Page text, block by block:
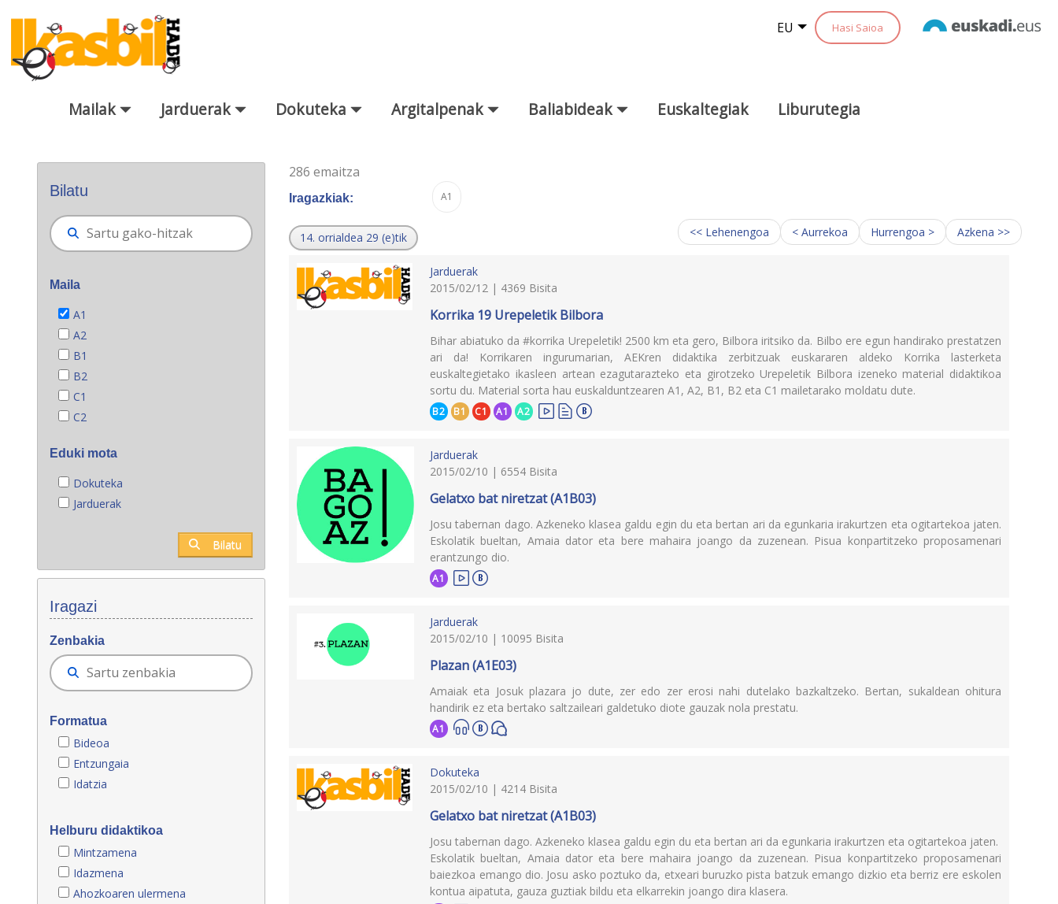
Eduki nagusira joan
EU Hasi Saioa
Mailak Jarduerak Dokuteka Argitalpenak Baliabideak Euskaltegiak Liburutegia
Bilatu
Maila
A1
A2
B1
B2
C1
C2
Eduki mota
Dokuteka
Jarduerak
Bilatu
Iragazi
Zenbakia
Formatua
Bideoa
Entzungaia
Idatzia
Helburu didaktikoa
Mintzamena
Idazmena
Ahozkoaren ulermena
286 emaitza
Iragazkiak: A1
14. orrialdea 29 (e)tik << Lehenengoa < Aurrekoa Hurrengoa > Azkena >>
Jarduerak
2015/02/12 | 4369 Bisita
Korrika 19 Urepeletik Bilbora
Bihar abiatuko da #korrika Urepeletik! 2500 km eta gero, Bilbora iritsiko da. Bilbo ere egun handirako prestatzen
ari da! Korrikaren ingurumarian, AEKren didaktika zerbitzuak euskararen aldeko Korrika lasterketa
euskaltegietako ikasleen artean ezagutarazteko eta girotzeko Urepeletik Bilbora izeneko material didaktikoa
sortu du. Material sorta hau euskalduntzearen A1, A2, B1, B2 eta C1 mailetarako moldatu dute.
B2 B1 C1 A1 A2
Jarduerak
2015/02/10 | 6554 Bisita
Gelatxo bat niretzat (A1B03)
Josu tabernan dago. Azkeneko klasea galdu egin du eta bertan ari da egunkaria irakurtzen eta ogitartekoa jaten.
Eskolatik bueltan, Amaia dator eta bere mahaira joango da zuzenean. Pisua konpartitzeko proposamenari
erantzungo dio.
A1
Jarduerak
2015/02/10 | 10095 Bisita
Plazan (A1E03)
Amaiak eta Josuk plazara jo dute, zer edo zer erosi nahi dutelako bazkaltzeko. Bertan, sukaldean ohitura
handirik ez eta bertako saltzaileari galdetuko diote gauzak nola prestatu.
A1
Dokuteka
2015/02/10 | 4214 Bisita
Gelatxo bat niretzat (A1B03)
Josu tabernan dago. Azkeneko klasea galdu egin du eta bertan ari da egunkaria irakurtzen eta ogitartekoa jaten.
Eskolatik bueltan, Amaia dator eta bere mahaira joango da zuzenean. Pisua konpartitzeko proposamenari
baiezkoa emango dio. Josu asko poztuko da, etxeari buruzko pista batzuk emango dizkio eta berriz ere eskolen
kontua aipatuta, gauza guztiak bildu eta elkarrekin joango dira klasera.